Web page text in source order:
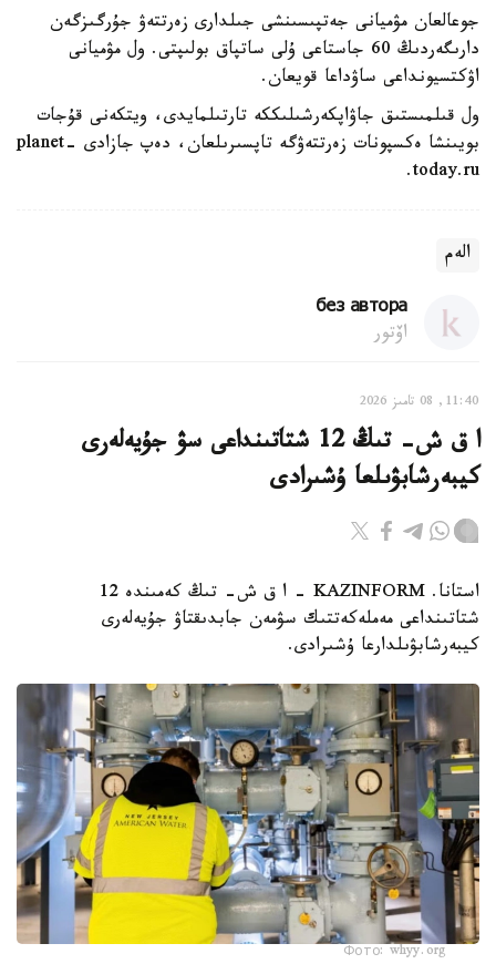
جوعالعان مۋميانى جەتپىسىنشى جىلدارى زەرتتەۋ جۇرگىزگەن
دارىگەردىڭ 60 جاستاعى ۇلى ساتپاق بولىپتى. ول مۋميانى
اۋكتسيونداعى ساۋداعا قويعان.
ول قىلمىستىق جاۋاپكەرشىلىككە تارتىلمايدى، ويتكەنى قۇجات
بويىنشا ەكسپونات زەرتتەۋگە تاپسىرىلعان، دەپ جازادى planet-
today.ru.
الەم
без автора
اۆتور
11:40, 08 تامىز 2026
ا ق ش- تىڭ 12 شتاتىنداعى سۋ جۇيەلەرى
كيبەرشابۋىلعا ۇشىرادى
استانا. KAZINFORM – ا ق ش- تىڭ كەمىندە 12
شتاتىنداعى مەملەكەتتىك سۋمەن جابدىقتاۋ جۇيەلەرى
كيبەرشابۋىلدارعا ۇشىرادى.
Фото: whyy.org